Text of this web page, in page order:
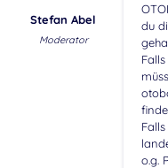
Stefan Abel
Moderator
du
o.g.